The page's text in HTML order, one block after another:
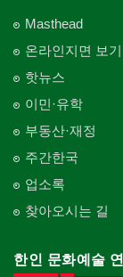
Masthead
온라인지면 보기
핫뉴스
이민·유학
부동산·재정
주간한국
업소록
찾아오시는 길
한인 문화예술